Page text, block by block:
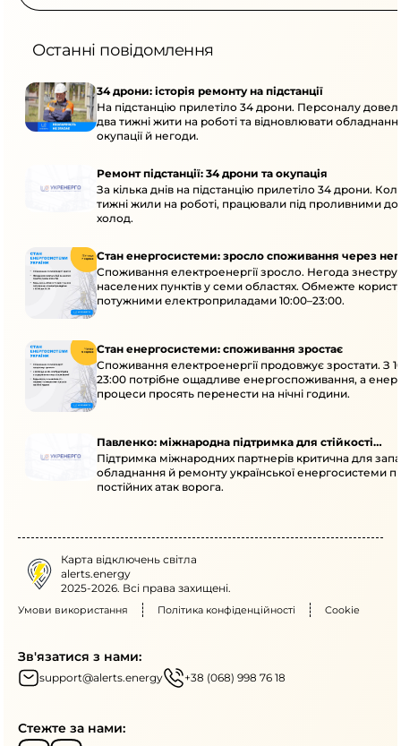
Останні повідомлення
34 дрони: історія ремонту на підстанції
На підстанцію прилетіло 34 дрони. Персоналу
два тижні жити на роботі та відновлювати
окупації й негоди.
Ремонт підстанції: 34 дрони та окупація
За кілька днів на підстанцію прилетіло 34 дрони.
тижні жили на роботі, працювали під проливними
холод.
Стан енергосистеми: зросло споживання через
Споживання електроенергії зросло. Негода
населених пунктів у семи областях. Обмежте
потужними електроприладами 10:00–23:00.
Стан енергосистеми: споживання зростає
Споживання електроенергії продовжує зростати. З
23:00 потрібне ощадливе енергоспоживання, а
процеси просять перенести на нічні години.
Павленко: міжнародна підтримка для стійкості
енергосистеми
Підтримка міжнародних партнерів критична для
обладнання й ремонту української енергосистеми
постійних атак ворога.
Карта відключень світла
alerts.energy
2025-2026. Всі права захищені.
Умови використання Політика конфіденційності Cookie
Зв'язатися з нами:
support@alerts.energy +38 (068) 998 76 18
Стежте за нами: